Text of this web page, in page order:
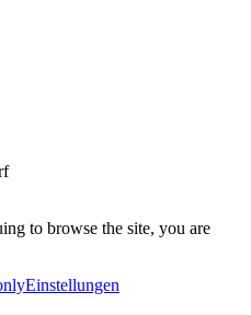
to browse the site, you are
Einstellungen